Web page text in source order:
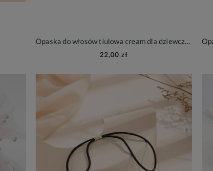
Opaska do włosów tiulowa cream dla dziewczynki
22,00 zł